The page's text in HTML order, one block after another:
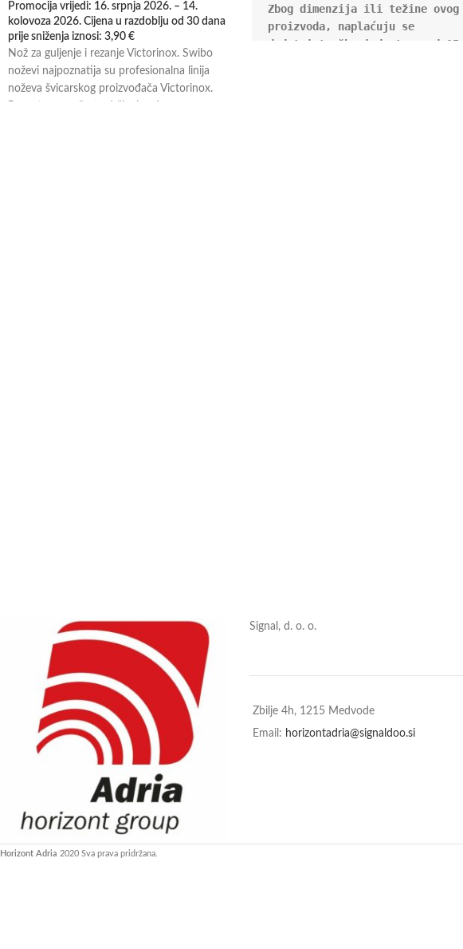
Promocija vrijedi: 16. srpnja 2026. – 14.
kolovoza 2026. Cijena u razdoblju od 30 dana
prije sniženja iznosi: 3,90 €
Nož za guljenje i rezanje Victorinox. Swibo
noževi najpoznatija su profesionalna linija
noževa švicarskog proizvođača Victorinox.
Zbog dimenzija ili težine ovog
proizvoda, naplaćuju se
dodatni troškovi dostave od 15
Signal, d. o. o.
Zbilje 4h, 1215 Medvode
Email: horizontadria@signaldoo.si
Horizont Adria 2020 Sva prava pridržana.